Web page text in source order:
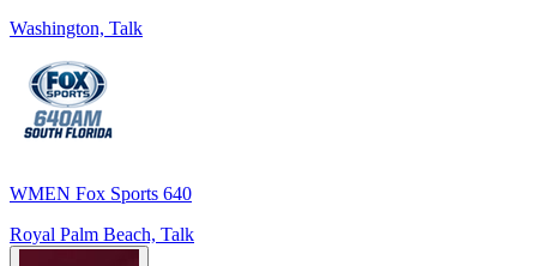
Washington, Talk
WMEN Fox Sports 640
Royal Palm Beach, Talk